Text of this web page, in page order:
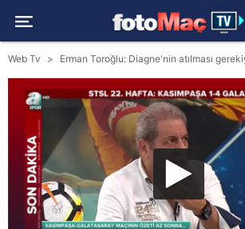
Web Tv Erman Toroğlu: Diagne'nin atılması